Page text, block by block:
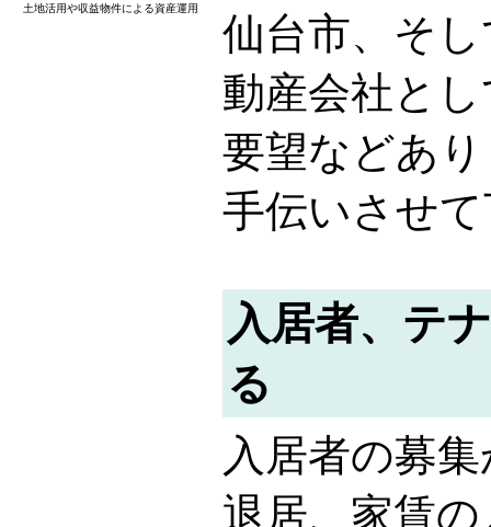
仙台市、そ
動産会社と
要望などあ
手伝いさせ
入居者、テ
る
入居者の募
退居、家賃
土地活用や収益物件による資産運用